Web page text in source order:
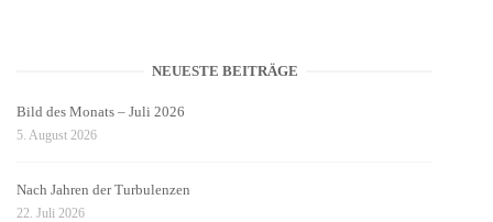
NEUESTE BEITRÄGE
Bild des Monats – Juli 2026
5. August 2026
Nach Jahren der Turbulenzen
22. Juli 2026